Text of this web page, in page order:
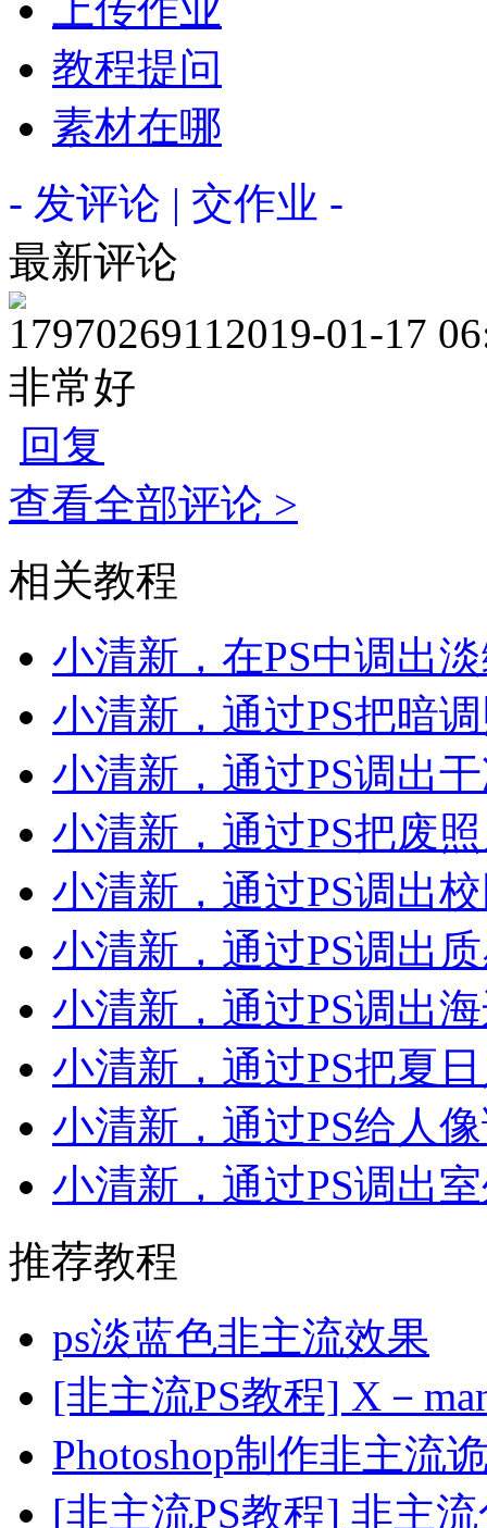
上传作业
教程提问
素材在哪
- 发评论 | 交作业 -
最新评论
17970269112019-01-17
非常好
回复
查看全部评论 >
相关教程
小清新，在PS中调出
小清新，通过PS把暗
小清新，通过PS调出
小清新，通过PS把废
小清新，通过PS调出
小清新，通过PS调出
小清新，通过PS调出
小清新，通过PS把夏
小清新，通过PS给人
小清新，通过PS调出
推荐教程
ps淡蓝色非主流效果
[非主流PS教程] X－
Photoshop制作非主流
[非主流PS教程] 非主